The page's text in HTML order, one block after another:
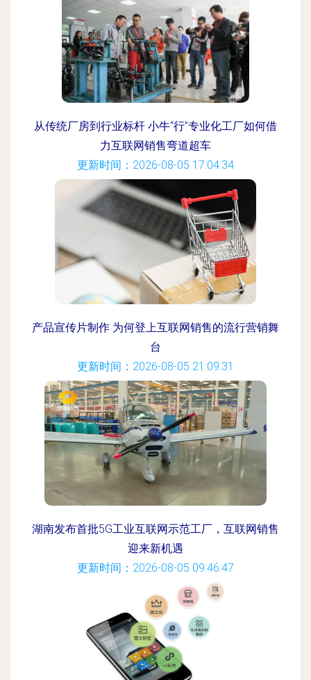
从传统厂房到行业标杆 小牛“行”专业化工厂如何借
力互联网销售弯道超车
更新时间：2026-08-05 17:04:34
产品宣传片制作 为何登上互联网销售的流行营销舞
台
更新时间：2026-08-05 21:09:31
湖南发布首批5G工业互联网示范工厂，互联网销售
迎来新机遇
更新时间：2026-08-05 09:46:47